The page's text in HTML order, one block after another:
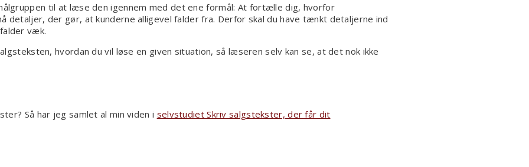
til at læse den igennem med det ene formål: At fortælle dig, hvorfor
detaljer, der gør, at kunderne alligevel falder fra. Derfor skal du have tænkt detaljerne ind
væk.
hvordan du vil løse en given situation, så læseren selv kan se, at det nok ikke
Så har jeg samlet al min viden i selvstudiet Skriv salgstekster, der får dit